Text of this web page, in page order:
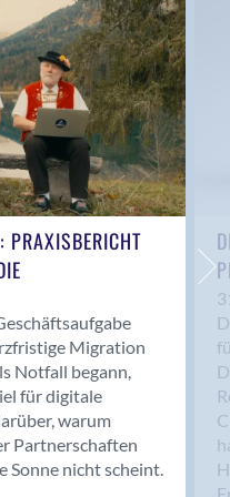
PRAXISBERICHT
Migration
Notfall begann,
für digitale
warum
Partnerschaften
Sonne nicht scheint.